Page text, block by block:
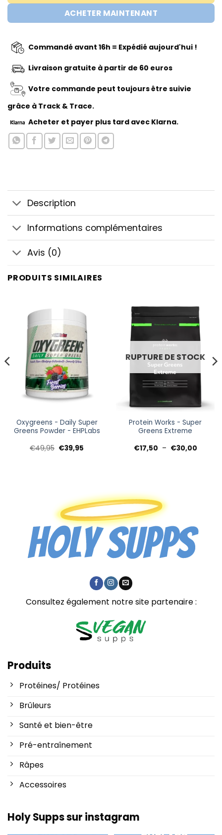
ACHETER MAINTENANT
Commandé avant 16h = Expédié aujourd'hui !
Livraison gratuite à partir de 60 euros
Votre commande peut toujours être suivie
grâce à Track & Trace.
Acheter et payer plus tard avec Klarna.
Description
Informations complémentaires
Avis (0)
PRODUITS SIMILAIRES
Oxygreens - Daily Super
Greens Powder - EHPLabs
€49,95 Le
€39,95
RUPTURE DE STOCK
Protein Works - Super
Greens Extreme
€17,50 – €30,00Plage
Consultez également notre site partenaire :
Produits
Protéines/ Protéines
Brûleurs
Santé et bien-être
Pré-entraînement
Râpes
Accessoires
Holy Supps sur instagram